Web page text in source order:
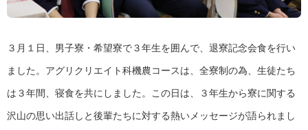
３月１日、男子寮・希望寮で３年生を囲んで、退寮記念会食を行い
ました。アグリクリエイト科機農コースは、全寮制の為、生徒たち
は３年間、寝食を共にしました。この日は、３年生から寮に関する
沢山の思い出話しと後輩たちに対する熱いメッセージが語られまし